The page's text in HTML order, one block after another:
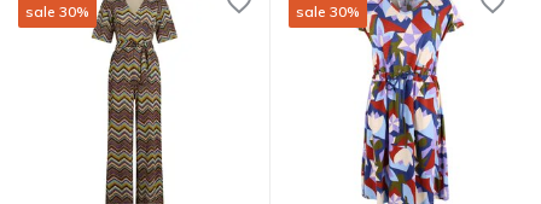
sale 30% sale 30%